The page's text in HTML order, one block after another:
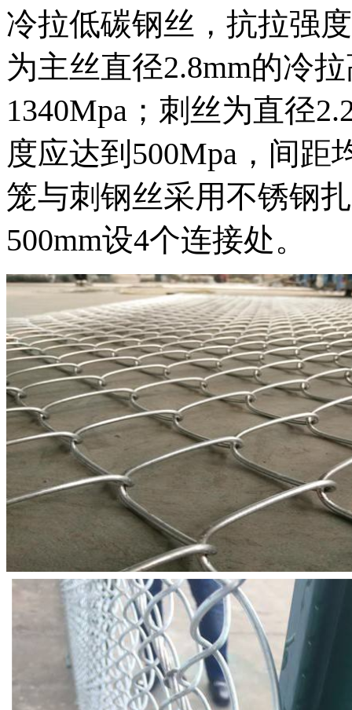
冷拉低碳钢丝，抗拉强
为主丝直径2.8mm的冷
1340Mpa；刺丝为直径
度应达到500Mpa，间距
笼与刺钢丝采用不锈钢
500mm设4个连接处。